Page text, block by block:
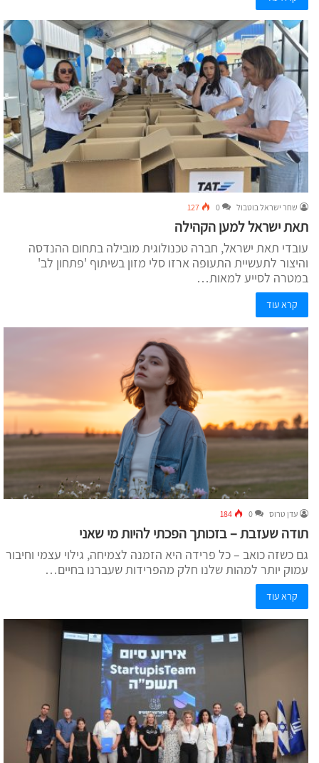
שחר ישראל בוטבול 0
127
תאת ישראל למען הקהילה
עובדי תאת ישראל, חברה טכנולוגית מובילה בתחום ההנדסה
והיצור לתעשיית התעופה ארזו סלי מזון בשיתוף 'פתחון לב'
במטרה לסייע למאות…
קרא עוד
עדן טרוס 0
184
תודה שעזבת – בזכותך הפכתי להיות מי שאני
גם כשזה כואב – כל פרידה היא הזמנה לצמיחה, גילוי עצמי וחיבור
עמוק יותר למהות שלנו חלק מהפרידות שעברנו בחיים…
קרא עוד